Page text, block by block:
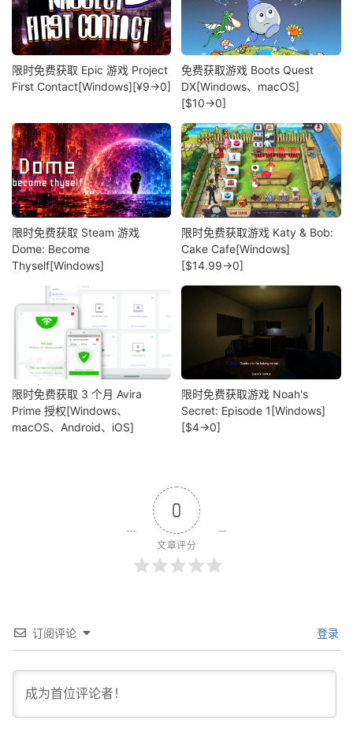
限时免费获取 Epic 游戏 Project
First Contact[Windows][¥9→0]
免费获取游戏 Boots Quest
DX[Windows、macOS]
[$10→0]
限时免费获取 Steam 游戏
Dome: Become
Thyself[Windows]
限时免费获取游戏 Katy & Bob:
Cake Cafe[Windows]
[$14.99→0]
限时免费获取 3 个月 Avira
Prime 授权[Windows、
macOS、Android、iOS]
限时免费获取游戏 Noah's
Secret: Episode 1[Windows]
[$4→0]
0
文章评分
订阅评论 登录